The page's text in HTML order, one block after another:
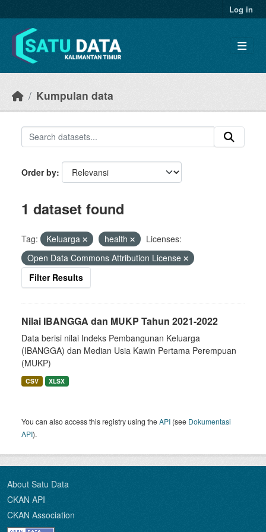
Log in
Kumpulan data
Order by
1 dataset found
Tag: Keluarga health
Licenses:
Open Data Commons Attribution License
Filter Results
Nilai IBANGGA dan MUKP Tahun 2021-2022
Data berisi nilai Indeks Pembangunan Keluarga
(IBANGGA) dan Median Usia Kawin Pertama Perempuan
(MUKP)
CSV XLSX
You can also access this registry using theAPI (see Dokumentasi
API).
About Satu Data
CKAN API
CKAN Association